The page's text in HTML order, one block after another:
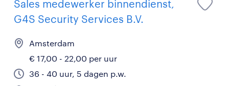
Sales medewerker binnendienst,
G4S Security Services B.V.
Amsterdam
€ 17,00 - 22,00 per uur
36 - 40 uur, 5 dagen p.w.